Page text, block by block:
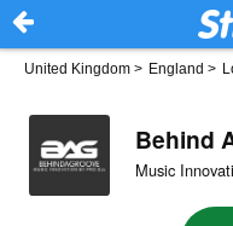
United Kingdom > England >
Behind
Music